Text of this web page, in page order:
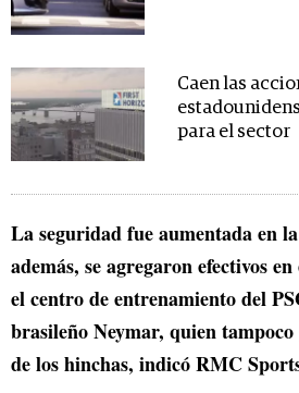
Caen las
para el sector
La seguridad fue aumentada en
además, se agregaron efectivos
el centro de entrenamiento del
brasileño Neymar, quien
de los hinchas, indicó RMC